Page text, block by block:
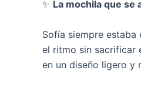
✨ La mochila que se
Sofía siempre
el ritmo sin sacrificar
en un diseño ligero y